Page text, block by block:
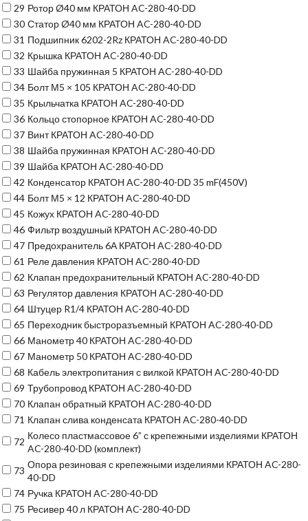
29 Ротор Ø40 мм КРАТОН AC-280-40-DD
30 Статор Ø40 мм КРАТОН AC-280-40-DD
31 Подшипник 6202-2Rz КРАТОН AC-280-40-DD
32 Крышка КРАТОН AC-280-40-DD
33 Шайба пружинная 5 КРАТОН AC-280-40-DD
34 Болт М5 × 105 КРАТОН AC-280-40-DD
35 Крыльчатка КРАТОН AC-280-40-DD
36 Кольцо стопорное КРАТОН AC-280-40-DD
37 Винт КРАТОН AC-280-40-DD
38 Шайба пружинная КРАТОН AC-280-40-DD
39 Шайба КРАТОН AC-280-40-DD
42 Конденсатор КРАТОН AC-280-40-DD 35 mF(450V)
44 Болт М5 × 12 КРАТОН AC-280-40-DD
45 Кожух КРАТОН AC-280-40-DD
46 Фильтр воздушный КРАТОН AC-280-40-DD
47 Предохранитель 6А КРАТОН AC-280-40-DD
61 Реле давления КРАТОН AC-280-40-DD
62 Клапан предохранительный КРАТОН AC-280-40-DD
63 Регулятор давления КРАТОН AC-280-40-DD
64 Штуцер R1/4 КРАТОН AC-280-40-DD
65 Переходник быстроразъемный КРАТОН AC-280-40-DD
66 Манометр 40 КРАТОН AC-280-40-DD
67 Манометр 50 КРАТОН AC-280-40-DD
68 Кабель электропитания с вилкой КРАТОН AC-280-40-DD
69 Трубопровод КРАТОН AC-280-40-DD
70 Клапан обратный КРАТОН AC-280-40-DD
71 Клапан слива конденсата КРАТОН AC-280-40-DD
72
Колесо пластмассовое 6” с крепежными изделиями КРАТОН
AC-280-40-DD (комплект)
73
Опора резиновая с крепежными изделиями КРАТОН AC-280-
40-DD
74 Ручка КРАТОН AC-280-40-DD
75 Ресивер 40 л КРАТОН AC-280-40-DD